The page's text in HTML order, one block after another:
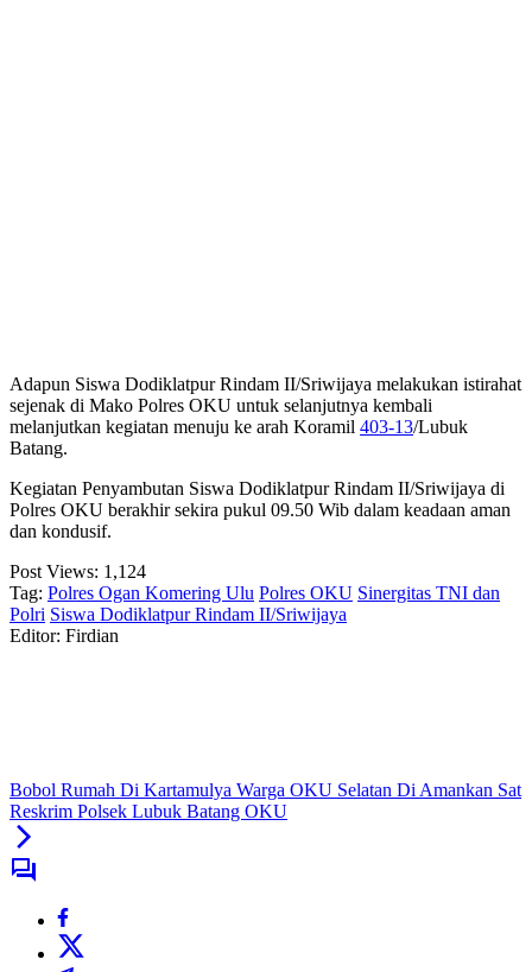
Adapun Siswa Dodiklatpur Rindam II/Sriwijaya melakukan istirahat
sejenak di Mako Polres OKU untuk selanjutnya kembali
melanjutkan kegiatan menuju ke arah Koramil 403-13/Lubuk
Batang.
Kegiatan Penyambutan Siswa Dodiklatpur Rindam II/Sriwijaya di
Polres OKU berakhir sekira pukul 09.50 Wib dalam keadaan aman
dan kondusif.
Post Views: 1,124
Tag: Polres Ogan Komering Ulu Polres OKU Sinergitas TNI dan
Polri Siswa Dodiklatpur Rindam II/Sriwijaya
Editor: Firdian
Bobol Rumah Di Kartamulya Warga OKU Selatan Di Amankan Sat
Reskrim Polsek Lubuk Batang OKU